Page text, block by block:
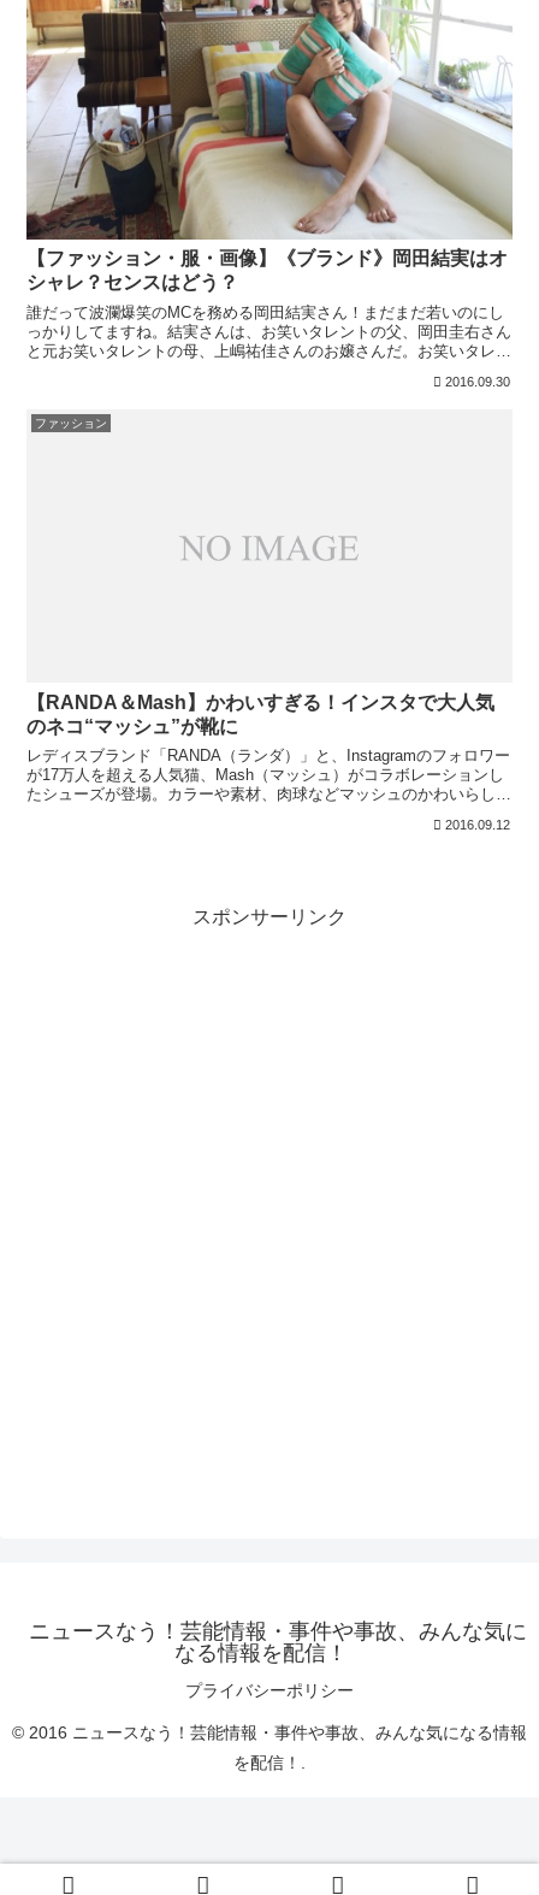
【ファッション・服・画像】《ブランド》岡田結実はオ
シャレ？センスはどう？
誰だって波瀾爆笑のMCを務める岡田結実さん！まだまだ若いのにし
っかりしてますね。結実さんは、お笑いタレントの父、岡田圭右さん
と元お笑いタレントの母、上嶋祐佳さんのお嬢さんだ。お笑いタレン
2016.09.30
ファッション
【RANDA＆Mash】かわいすぎる！インスタで大人気
のネコ“マッシュ”が靴に
レディスブランド「RANDA（ランダ）」と、Instagramのフォロワー
が17万人を超える人気猫、Mash（マッシュ）がコラボレーションし
たシューズが登場。カラーや素材、肉球などマッシュのかわいらしさ
2016.09.12
スポンサーリンク
ニュースなう！芸能情報・事件や事故、みんな気に
なる情報を配信！
プライバシーポリシー
© 2016 ニュースなう！芸能情報・事件や事故、みんな気になる情報
を配信！.